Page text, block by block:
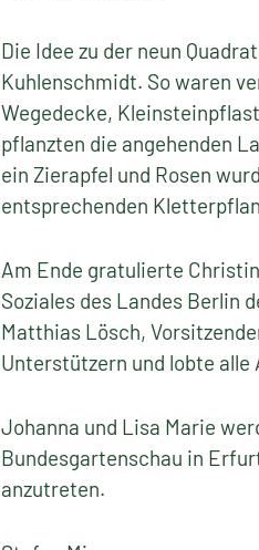
Die Idee zu der neun
Kuhlenschmidt. So waren
Wegedecke,
pflanzten die angehenden
ein Zierapfel und Rosen
entsprechenden
Am Ende gratulierte
Soziales des Landes Berlin
Matthias Lösch,
Unterstützern und lobte
Johanna und Lisa Marie
Bundesgartenschau in
anzutreten.